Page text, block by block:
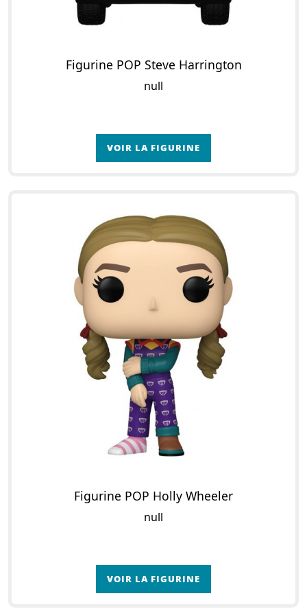
Figurine POP Steve Harrington
null
VOIR LA FIGURINE
Figurine POP Holly Wheeler
null
VOIR LA FIGURINE